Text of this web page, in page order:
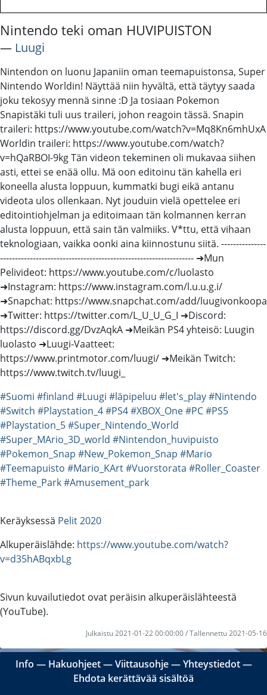
Nintendo teki oman HUVIPUISTON
― Luugi
Nintendon on luonu Japaniin oman teemapuistonsa, Super
Nintendo Worldin! Näyttää niin hyvältä, että täytyy saada
joku tekosyy mennä sinne :D Ja tosiaan Pokemon
Snapistäki tuli uus traileri, johon reagoin tässä. Snapin
traileri: https://www.youtube.com/watch?v=Mq8Kn6mhUxA
Worldin traileri: https://www.youtube.com/watch?
v=hQaRBOI-9kg Tän videon tekeminen oli mukavaa siihen
asti, ettei se enää ollu. Mä oon editoinu tän kahella eri
koneella alusta loppuun, kummatki bugi eikä antanu
videota ulos ollenkaan. Nyt jouduin vielä opettelee eri
editointiohjelman ja editoimaan tän kolmannen kerran
alusta loppuun, että sain tän valmiiks. V*ttu, että vihaan
teknologiaan, vaikka oonki aina kiinnostunu siitä. ---------------
----------------------------------------------------------------- ➜Mun
Pelivideot: https://www.youtube.com/c/luolasto
➜Instagram: https://www.instagram.com/l.u.u.g.i/
➜Snapchat: https://www.snapchat.com/add/luugivonkoopa
➜Twitter: https://twitter.com/L_U_U_G_I ➜Discord:
https://discord.gg/DvzAqkA ➜Meikän PS4 yhteisö: Luugin
luolasto ➜Luugi-Vaatteet:
https://www.printmotor.com/luugi/ ➜Meikän Twitch:
https://www.twitch.tv/luugi_
#Suomi #finland #Luugi #läpipeluu #let's_play#Nintendo
#Switch #Playstation_4#PS4#XBOX_One#PC#PS5
#Playstation_5#Super_Nintendo_World
#Super_MArio_3D_world #Nintendon_huvipuisto
#Pokemon_Snap #New_Pokemon_Snap #Mario
#Teemapuisto #Mario_KArt#Vuorstorata #Roller_Coaster
#Theme_Park#Amusement_park
Keräyksessä Pelit 2020
Alkuperäislähde: https://www.youtube.com/watch?
v=d35hABqxbLg
Sivun kuvailutiedot ovat peräisin alkuperäislähteestä
(YouTube).
Julkaistu 2021-01-22 00:00:00 / Tallennettu 2021-05-16
Info ― Hakuohjeet―Viittausohje―Yhteystiedot―
Ehdota kerättävää sisältöä